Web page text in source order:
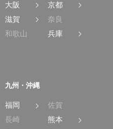
大阪
京都
滋賀
奈良
和歌山
兵庫
九州・沖縄
福岡
佐賀
長崎
熊本